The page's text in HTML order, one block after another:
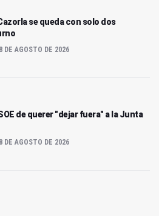
se queda con solo dos
DE AGOSTO DE 2026
de querer "dejar fuera" a la Junta
DE AGOSTO DE 2026